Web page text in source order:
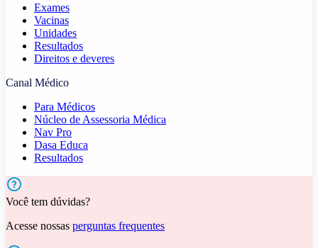
Exames
Vacinas
Unidades
Resultados
Direitos e deveres
Canal Médico
Para Médicos
Núcleo de Assessoria Médica
Nav Pro
Dasa Educa
Resultados
Você tem dúvidas?
Acesse nossas perguntas frequentes